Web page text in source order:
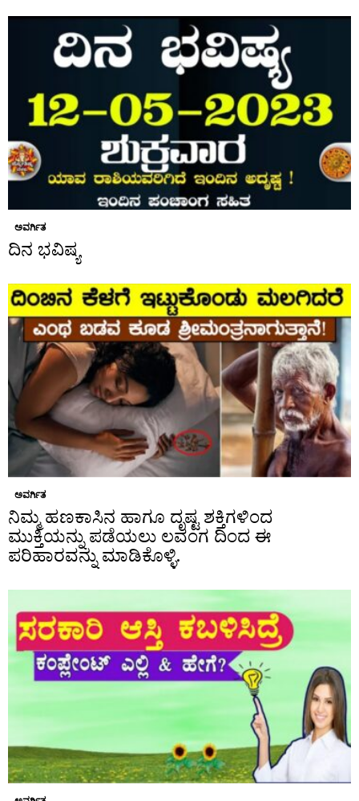
ಅವರ್ಗಿತ
ದಿನ ಭವಿಷ್ಯ
ಅವರ್ಗಿತ
ನಿಮ್ಮ ಹಣಕಾಸಿನ ಹಾಗೂ ದೃಷ್ಟ ಶಕ್ತಿಗಳಿಂದ
ಮುಕ್ತಿಯನ್ನು ಪಡೆಯಲು ಲವಂಗ ದಿಂದ ಈ
ಪರಿಹಾರವನ್ನು ಮಾಡಿಕೊಳ್ಳಿ.